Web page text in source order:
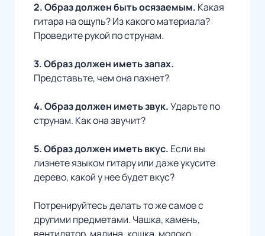
2. Образ должен быть осязаемым. Какая
гитара на ощупь? Из какого материала?
Проведите рукой по струнам.
3. Образ должен иметь запах.
Представьте, чем она пахнет?
4. Образ должен иметь звук.Ударьте по
струнам. Как она звучит?
5. Образ должен иметь вкус. Если вы
лизнете языком гитару или даже укусите
дерево, какой у нее будет вкус?
Потренируйтесь делать то же самое с
другими предметами. Чашка, камень,